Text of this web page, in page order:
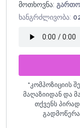
მოთხოვნა:
ხანგრძლივობა:
*კომპოზიციის
მაღაზიიდან და
თქვენს
გადმოწერა